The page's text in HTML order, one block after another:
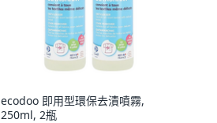
ecodoo 即用型環保去漬噴霧,
250ml, 2瓶